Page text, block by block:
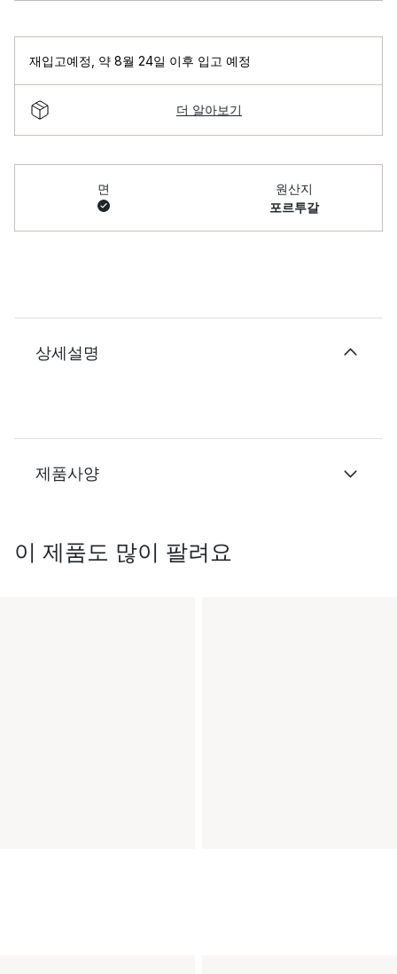
재입고예정 약 8월 24일 이후 입고 예정
더 알아보기
면
원산지
포르투갈
상세설명
제품사양
이 제품도 많이 팔려요